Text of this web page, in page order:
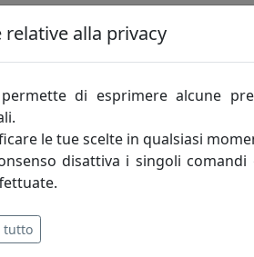
delle linee risiede la vera anima
emergenti alla qualità
in tutto il mondo.
nello spazio. E’ idea resa
e percezione, tra la realtà e
alla privacy
di esprimere alcune
le tue scelte in qualsiasi
disattiva i singoli
tutto